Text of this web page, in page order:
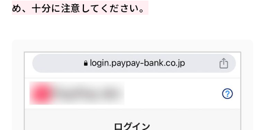
め、十分に注意してください。